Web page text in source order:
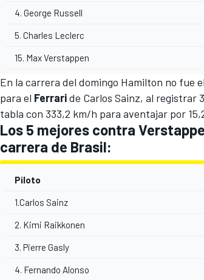
4. George Russell
5. Charles Leclerc
15. Max Verstappen
En la carrera del domingo Hamilton no fue
para el Ferraride Carlos Sainz, al registrar
tabla con 333,2 km/h para aventajar por
Los 5 mejores contra
carrera de Brasil:
Piloto
1.Carlos Sainz
2. Kimi Raikkonen
3. Pierre Gasly
4. Fernando Alonso